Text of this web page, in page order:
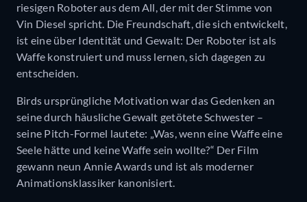
riesigen Roboter aus dem All, der mit der Stimme von
Vin Diesel spricht. Die Freundschaft, die sich entwickelt,
ist eine über Identität und Gewalt: Der Roboter ist als
Waffe konstruiert und muss lernen, sich dagegen zu
entscheiden.
Birds ursprüngliche Motivation war das Gedenken an
seine durch häusliche Gewalt getötete Schwester –
seine Pitch-Formel lautete: „Was, wenn eine Waffe eine
Seele hätte und keine Waffe sein wollte?“ Der Film
gewann neun Annie Awards und ist als moderner
Animationsklassiker kanonisiert.